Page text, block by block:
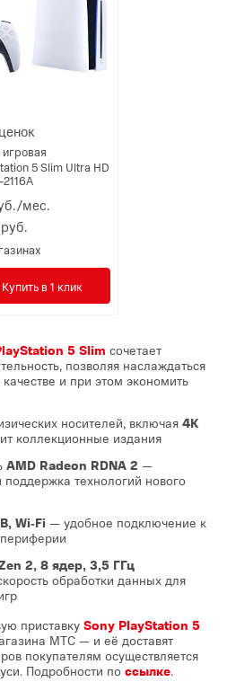
5 Slim Ultra HD
мес.
руб.
Купить в 1 клик
5 Slim сочетает
позволяя наслаждаться
и при этом экономить
носителей, включая 4K
коллекционные издания
AMD Radeon RDNA 2 —
технологий нового
Wi‑Fi — удобное подключение к
2, 8 ядер, 3,5 ГГц
обработки данных для
приставку Sony PlayStation 5
МТС — и её доставят
покупателям осуществляется
Подробности по ссылке.